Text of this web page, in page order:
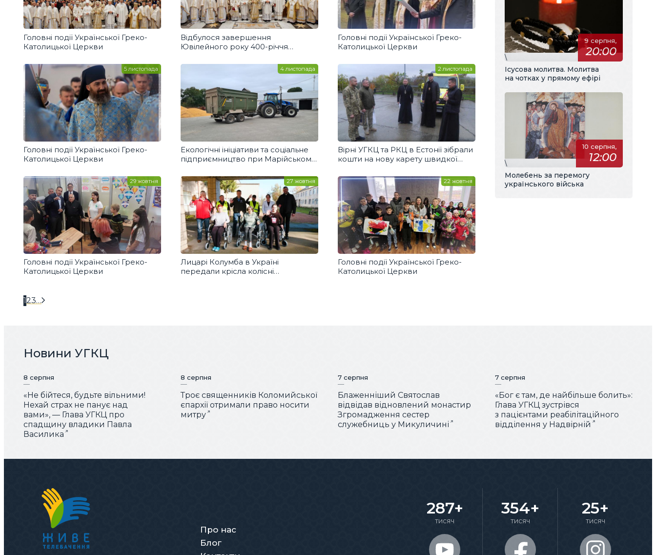
Головні події Української Греко-
Католицької Церкви
Відбулося завершення
Ювілейного року 400-річчя
Кунцевича
Головні події Української Греко-
Католицької Церкви
Головні події Української Греко-
Католицької Церкви
5 листопада
Екологічні ініціативи та соціальне
підприємництво при Марійському
4 листопада
Вірні УГКЦ та РКЦ в Естонії зібрали
кошти на нову карету швидкої
військових
2 листопада
Головні події Української Греко-
Католицької Церкви
29 жовтня
Лицарі Колумба в Україні
передали крісла колісні
27 жовтня
Головні події Української Греко-
Католицької Церкви
22 жовтня
123…
9 серпня,
20:00
\
Ісусова молитва. Молитва
на чотках у прямому ефірі
10 серпня,
12:00
\
Молебень за перемогу
українського війська
Новини УГКЦ
8 серпня
«Не бійтеся, будьте вільними!
Нехай страх не панує над
вами», — Глава УГКЦ про
спадщину владики Павла
Василика
8 серпня
Троє священників Коломийської
єпархії отримали право носити
митру
7 серпня
Блаженніший Святослав
відвідав відновлений монастир
Згромадження сестер
служебниць у Микуличині
7 серпня
«Бог є там, де найбільше болить»:
Глава УГКЦ зустрівся
з пацієнтами реабілітаційного
відділення у Надвірній
Про нас
Блог
287+
тисяч
354+
тисяч
25+
тисяч